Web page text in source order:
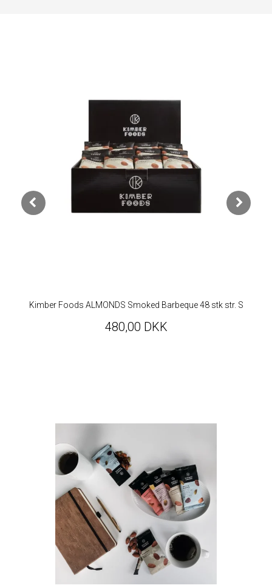
Kimber Foods ALMONDS Smoked Barbeque 48 stk str. S
480,00 DKK